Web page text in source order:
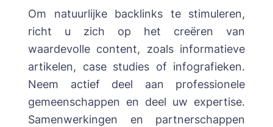
Om natuurlijke backlinks te stimuleren,
richt u zich op het creëren van
waardevolle content, zoals informatieve
artikelen, case studies of infografieken.
Neem actief deel aan professionele
gemeenschappen en deel uw expertise.
Samenwerkingen en partnerschappen